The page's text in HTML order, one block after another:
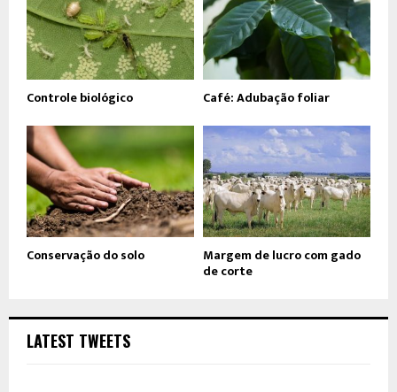
Controle biológico Café: Adubação foliar
Conservação do solo Margem de lucro com gado
de corte
LATEST TWEETS